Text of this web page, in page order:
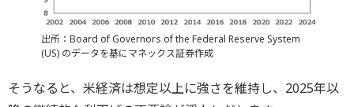
出所：Board of Governors of the Federal Reserve System
(US) のデータを基にマネックス証券作成
そうなると、米経済は想定以上に強さを維持し、2025年以